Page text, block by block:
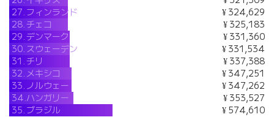
27. フィンランド
¥ 324,629
28.チェコ
¥ 325,183
29.デンマーク
¥ 331,360
30. スウェーデン
¥ 331,534
31.チリ
¥ 337,388
32. メキシコ
¥ 347,251
33. ノルウェー
¥ 347,262
34.ハンガリー
¥ 353,527
35. ブラジル ¥ 574,610